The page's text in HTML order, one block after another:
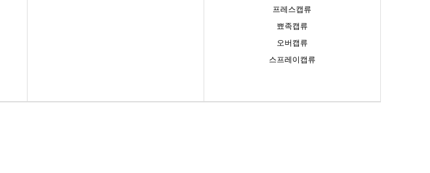
프레스캡류
뾰족캡류
오버캡류
스프레이캡류